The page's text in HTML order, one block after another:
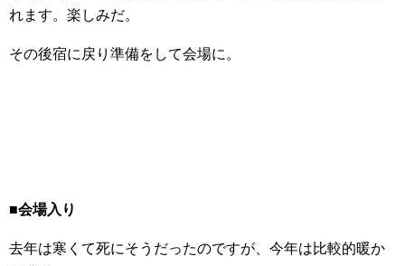
れます。楽しみだ。
その後宿に戻り準備をして会場に。
■会場入り
去年は寒くて死にそうだったのですが、今年は比較的暖か